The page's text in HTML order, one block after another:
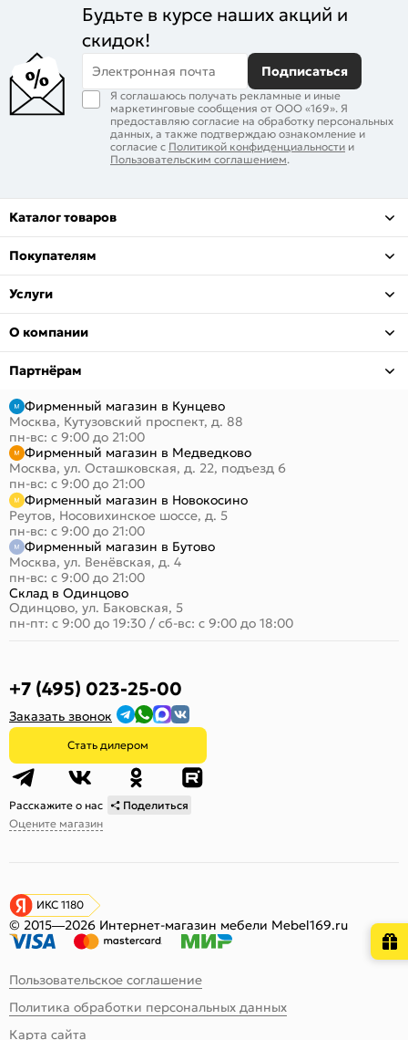
Будьте в курсе наших акций и
скидок!
Электронная почта Подписаться
Я соглашаюсь получать рекламные и иные
маркетинговые сообщения от ООО «169». Я
предоставляю согласие на обработку персональных
данных, а также подтверждаю ознакомление и
согласие с Политикой конфиденциальности и
Пользовательским соглашением.
Каталог товаров
Покупателям
Услуги
О компании
Партнёрам
Фирменный магазин в Кунцево
Москва, Кутузовский проспект, д. 88
пн-вс: с 9:00 до 21:00
Фирменный магазин в Медведково
Москва, ул. Осташковская, д. 22, подъезд 6
пн-вс: с 9:00 до 21:00
Фирменный магазин в Новокосино
Реутов, Носовихинское шоссе, д. 5
пн-вс: с 9:00 до 21:00
Фирменный магазин в Бутово
Москва, ул. Венёвская, д. 4
пн-вс: с 9:00 до 21:00
Склад в Одинцово
Одинцово, ул. Баковская, 5
пн-пт: с 9:00 до 19:30 / сб-вс: с 9:00 до 18:00
+7 (495) 023-25-00
Заказать звонок
Стать дилером
Расскажите о нас
Поделиться
Оцените магазин
ИКС 1180
© 2015—2026 Интернет-магазин мебели Mebel169.ru
Пользовательское соглашение
Политика обработки персональных данных
Карта сайта